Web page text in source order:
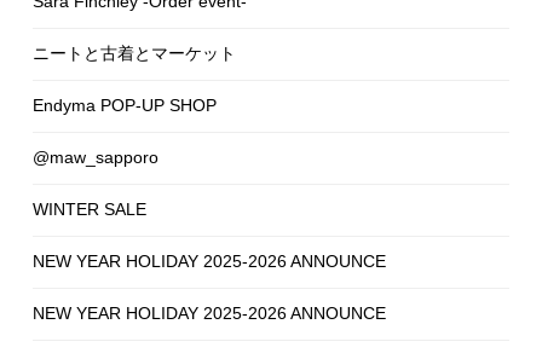
ニートと古着とマーケット
Endyma POP-UP SHOP
@maw_sapporo
WINTER SALE
NEW YEAR HOLIDAY 2025-2026 ANNOUNCE
NEW YEAR HOLIDAY 2025-2026 ANNOUNCE